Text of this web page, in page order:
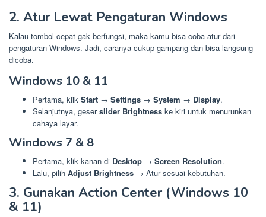
2. Atur Lewat Pengaturan Windows
Kalau tombol cepat gak berfungsi, maka kamu bisa coba atur dari
pengaturan Windows. Jadi, caranya cukup gampang dan bisa langsung
dicoba.
Windows 10 & 11
Pertama, klik Start → Settings → System → Display.
Selanjutnya, geserslider Brightness ke kiri untuk menurunkan
cahaya layar.
Windows 7 & 8
Pertama, klik kanan di Desktop → Screen Resolution.
Lalu, pilih Adjust Brightness → Atur sesuai kebutuhan.
3. Gunakan Action Center (Windows 10
& 11)